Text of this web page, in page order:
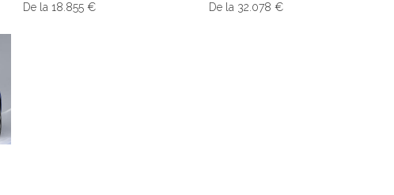
De la 18.855 € De la 32.078 €